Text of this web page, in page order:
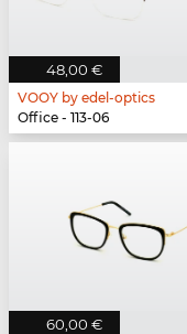
48,00 €
VOOY by edel-optics
Office - 113-06
60,00 €